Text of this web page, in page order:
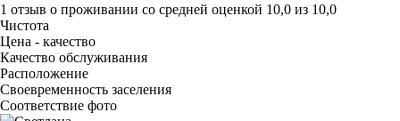
1 отзыв о проживании со средней оценкой 10,0 из 10,0
Чистота
Цена - качество
Качество обслуживания
Расположение
Своевременность заселения
Соответствие фото